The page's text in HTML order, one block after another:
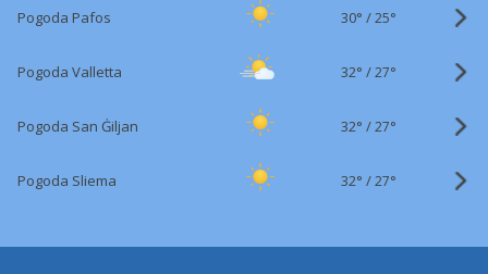
Pogoda Pafos 30° /25°
Pogoda Valletta 32° /27°
Pogoda San Ġiljan 32° /27°
Pogoda Sliema 32° /27°